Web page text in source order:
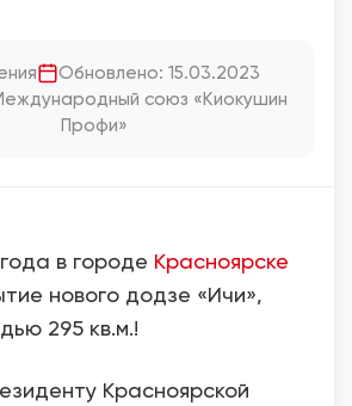
Обновлено: 15.03.2023
союз «Киокушин
Профи»
в городе Красноярске
нового додзе «Ичи»,
295 кв.м.!
Красноярской